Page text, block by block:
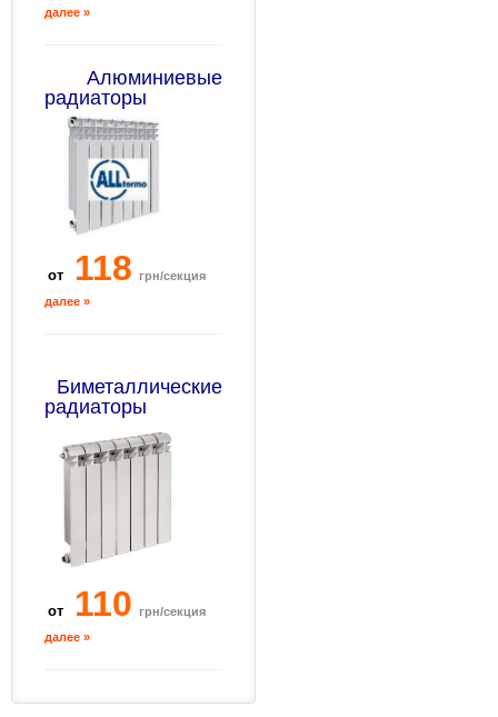
далее »
Алюминиевые
радиаторы
от 118 грн/секция
далее »
Биметаллические
радиаторы
от 110 грн/секция
далее »